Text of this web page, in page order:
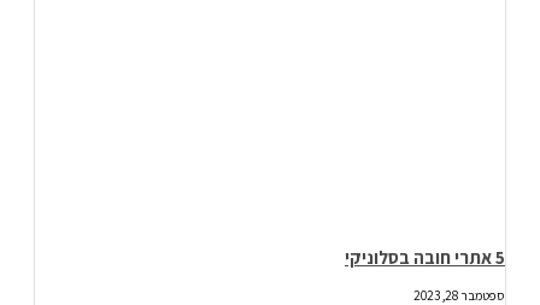
5 אתרי חובה בסלוניקי
ספטמבר 28, 2023